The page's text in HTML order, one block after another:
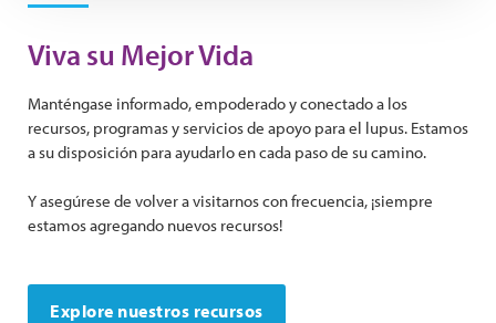
Viva su Mejor Vida
Manténgase informado, empoderado y conectado a los
recursos, programas y servicios de apoyo para el lupus. Estamos
a su disposición para ayudarlo en cada paso de su camino.
Y asegúrese de volver a visitarnos con frecuencia, ¡siempre
estamos agregando nuevos recursos!
Explore nuestros recursos